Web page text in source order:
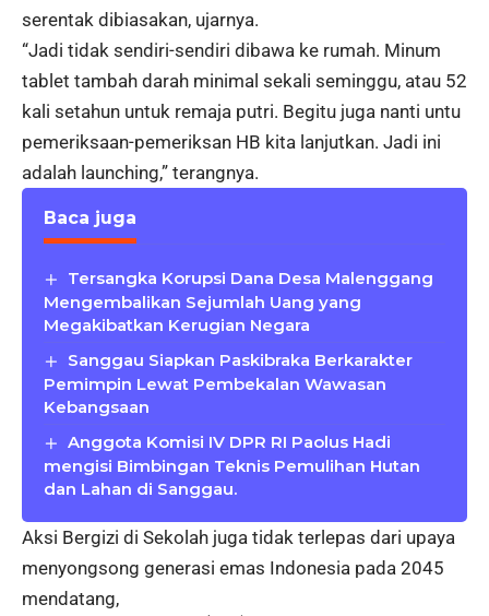
serentak dibiasakan, ujarnya.
“Jadi tidak sendiri-sendiri dibawa ke rumah. Minum
tablet tambah darah minimal sekali seminggu, atau 52
kali setahun untuk remaja putri. Begitu juga nanti untu
pemeriksaan-pemeriksan HB kita lanjutkan. Jadi ini
adalah launching,” terangnya.
Baca juga
Tersangka Korupsi Dana Desa Malenggang
Mengembalikan Sejumlah Uang yang
Megakibatkan Kerugian Negara
Sanggau Siapkan Paskibraka Berkarakter
Pemimpin Lewat Pembekalan Wawasan
Kebangsaan
Anggota Komisi IV DPR RI Paolus Hadi
mengisi Bimbingan Teknis Pemulihan Hutan
dan Lahan di Sanggau.
Aksi Bergizi di Sekolah juga tidak terlepas dari upaya
menyongsong generasi emas Indonesia pada 2045
mendatang,